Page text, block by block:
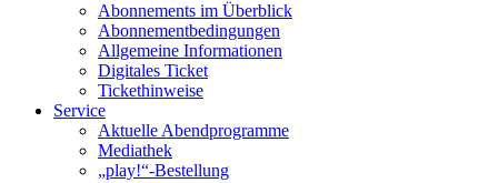
Abonnements im Überblick
Abonnement­bedingungen
Allgemeine Informationen
Digitales Ticket
Ticket­hinweise
Service
Aktuelle Abendprogramme
Mediathek
„play!“-Bestellung